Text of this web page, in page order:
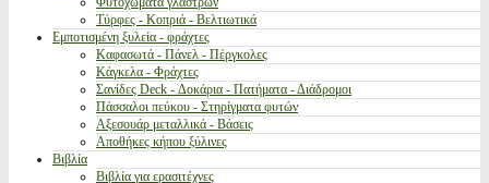
Τύρφες - Κοπριά - Βελτιωτικά
Εμποτισμένη ξυλεία - φράχτες
Καφασωτά - Πάνελ - Πέργκολες
Κάγκελα - Φράχτες
Σανίδες Deck - Δοκάρια - Πατήματα - Διάδρομοι
Πάσσαλοι πεύκου - Στηρίγματα φυτών
Αξεσουάρ μεταλλικά - Βάσεις
Αποθήκες κήπου ξύλινες
Βιβλία
Βιβλία για ερασιτέχνες